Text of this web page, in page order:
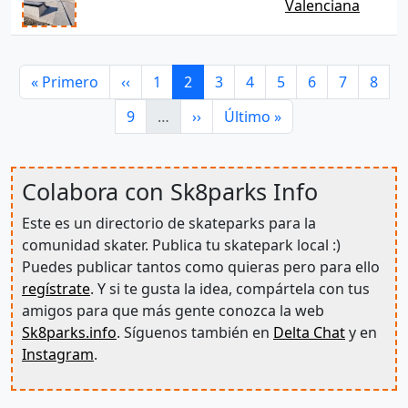
Valenciana
Paginación
Primera página
« Primero Página anterior
‹‹ Página
1 Página actual
2 Página
3 Página
4 Página
5 Página
6 Página
7
8
Página
9 … Siguiente página
›› Última página
Último »
Colabora con Sk8parks Info
Este es un directorio de skateparks para la
comunidad skater. Publica tu skatepark local :)
Puedes publicar tantos como quieras pero para ello
regístrate. Y si te gusta la idea, compártela con tus
amigos para que más gente conozca la web
Sk8parks.info. Síguenos también en Delta Chaty en
Instagram.